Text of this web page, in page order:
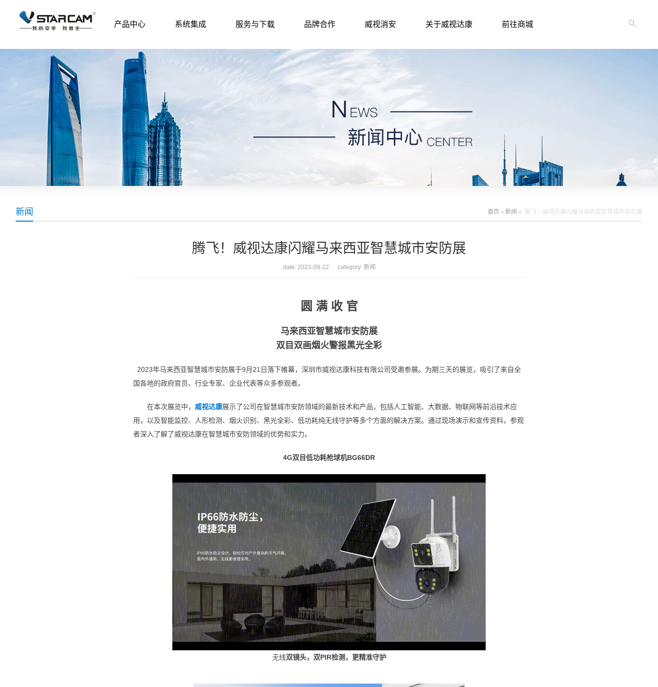
产品中心 系统集成 服务与下载 品牌合作 威视消安 关于威视达康 前往商城
新闻 首页 > 新闻 > 腾飞！威视达康闪耀马来西亚智慧城市安防展
腾飞！威视达康闪耀马来西亚智慧城市安防展
date: 2023-09-22 category: 新闻
圆 满 收 官
马来西亚智慧城市安防展
双目双画烟火警报黑光全彩
2023年马来西亚智慧城市安防展于9月21日落下帷幕，深圳市威视达康科技有限公司受邀参展。为期三天的展览，吸引了来自全
国各地的政府官员、行业专家、企业代表等众多参观者。
在本次展览中， 威视达康展示了公司在智慧城市安防领域的最新技术和产品，包括人工智能、大数据、物联网等前沿技术应
用，以及智能监控、人形检测、烟火识别、黑光全彩、低功耗纯无线守护等多个方面的解决方案。通过现场演示和宣传资料，参观
者深入了解了威视达康在智慧城市安防领域的优势和实力。
4G双目低功耗枪球机BG66DR
无线双镜头，双PIR检测，更精准守护